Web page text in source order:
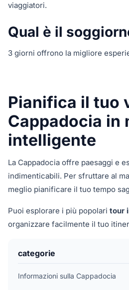
viaggiatori.
Qual è il
3 giorni offrono la migliore
Pianifica il tuo
Cappadocia in
intelligente
La Cappadocia offre paesaggi e
indimenticabili. Per sfruttare al
meglio pianificare il tuo tempo
Puoi esplorare i più popolari tour
organizzare facilmente il tuo
categorie
Informazioni sulla Cappadocia